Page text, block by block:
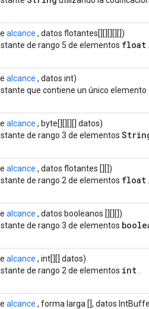
alcance , datos flotantes[][][][][])
de rango 5 de elementos float
alcance , datos int)
que contiene un único elemento
alcance , byte[][][][] datos)
de rango 3 de elementos
alcance , datos flotantes [][])
de rango 2 de elementos float
alcance , datos booleanos [][][])
de rango 3 de elementos
alcance , int[][] datos)
de rango 2 de elementos int
alcance , forma larga [], datos